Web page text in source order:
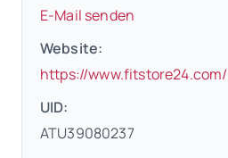
E-Mail senden
Website:
https://www.fitstore24.com/
UID:
ATU39080237